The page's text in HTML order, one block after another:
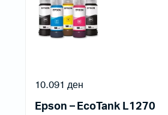
Epson – EcoTank L1270
10.091 ден